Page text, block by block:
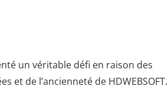
un véritable défi en raison des
et de l’ancienneté de HDWEBSOFT.